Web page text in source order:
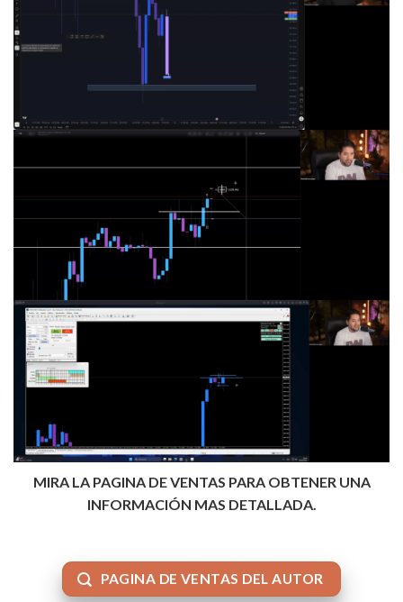
MIRA LA PAGINA DE VENTAS PARA OBTENER UNA
INFORMACIÓN MAS DETALLADA.
PAGINA DE VENTAS DEL AUTOR